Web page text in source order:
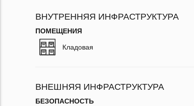
ВНУТРЕННЯЯ ИНФРАСТРУКТУРА
ПОМЕЩЕНИЯ
Кладовая
ВНЕШНЯЯ ИНФРАСТРУКТУРА
БЕЗОПАСНОСТЬ